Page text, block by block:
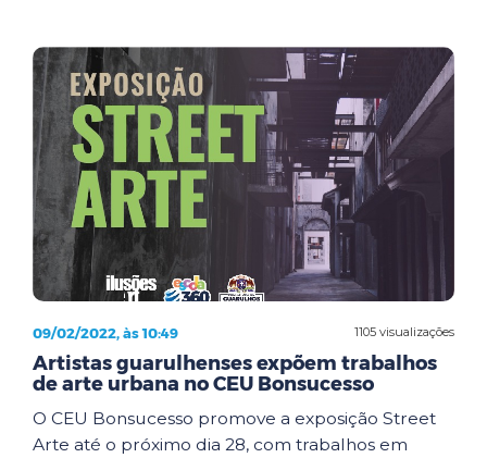
1105 visualizações
09/02/2022, às 10:49
Artistas guarulhenses expõem trabalhos
de arte urbana no CEU Bonsucesso
O CEU Bonsucesso promove a exposição Street
Arte até o próximo dia 28, com trabalhos em